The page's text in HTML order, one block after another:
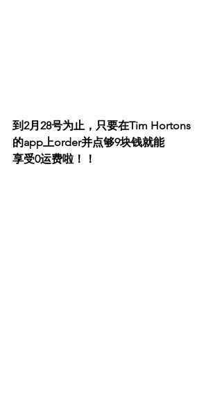
到2月28号为止，只要在Tim Hortons
的app上order并点够9块钱就能
享受0运费啦！！